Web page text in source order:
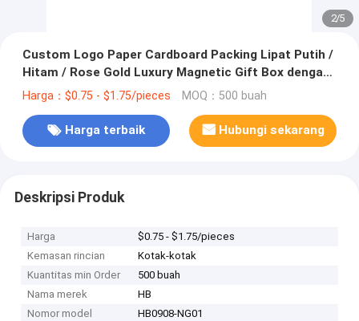
2/5
Custom Logo Paper Cardboard Packing Lipat Putih /
Hitam / Rose Gold Luxury Magnetic Gift Box dengan
Ribbon Closure
Harga：$0.75 - $1.75/pieces MOQ：500 buah
Harga terbaik Hubungi sekarang
Deskripsi Produk
Harga
$0.75 - $1.75/pieces
Kemasan rincian
Kotak-kotak
Kuantitas min Order
500 buah
Nama merek
HB
Nomor model
HB0908-NG01